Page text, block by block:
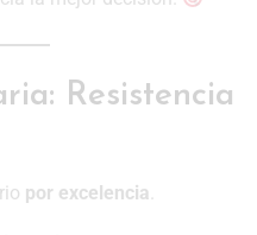
Resistencia
por excelencia